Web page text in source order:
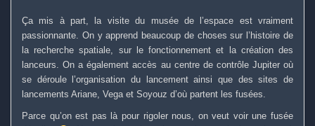
Ça mis à part, la visite du musée de l’espace est vraiment
passionnante. On y apprend beaucoup de choses sur l’histoire de
la recherche spatiale, sur le fonctionnement et la création des
lanceurs. On a également accès au centre de contrôle Jupiter où
se déroule l’organisation du lancement ainsi que des sites de
lancements Ariane, Vega et Soyouz d’où partent les fusées.
Parce qu’on est pas là pour rigoler nous, on veut voir une fusée